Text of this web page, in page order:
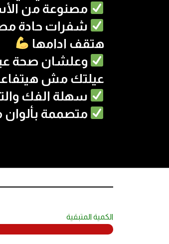
مصنوعة من
شفرات حادة
هتقف ادامها
وعلشان صحة
عيلتك مش
سهلة الفك
متصممة
الكمية المتبقية